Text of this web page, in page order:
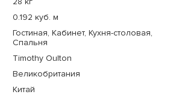
0.192 куб. м
Гостиная, Кабинет, Кухня-столовая,
Спальня
Timothy Oulton
Великобритания
Китай